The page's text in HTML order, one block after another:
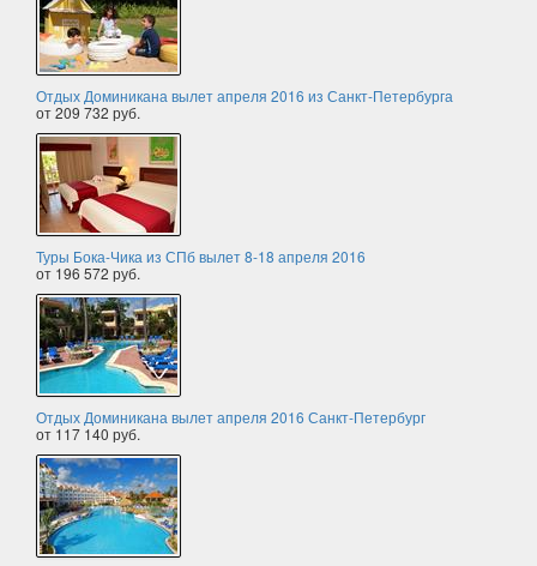
Отдых Доминикана вылет апреля 2016 из Санкт-Петербурга
от 209 732 руб.
Туры Бока-Чика из СПб вылет 8-18 апреля 2016
от 196 572 руб.
Отдых Доминикана вылет апреля 2016 Санкт-Петербург
от 117 140 руб.